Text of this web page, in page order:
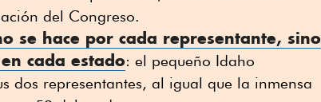
del Congreso.
se hace por cada representante, sino
cada estado: el pequeño Idaho
dos representantes, al igual que la inmensa